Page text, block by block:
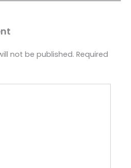
not be published. Required